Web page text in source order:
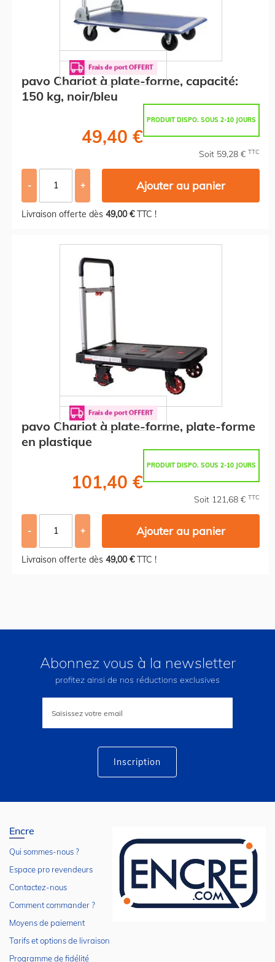
pavo Chariot à plate-forme, capacité:
150 kg, noir/bleu
PRODUIT DISPO. SOUS 2-10 JOURS
49,40 €
Soit 59,28 € TTC
- + Ajouter au panier
Livraison offerte dès 49,00 €TTC !
pavo Chariot à plate-forme, plate-forme
en plastique
PRODUIT DISPO. SOUS 2-10 JOURS
101,40 €
Soit 121,68 € TTC
- + Ajouter au panier
Livraison offerte dès 49,00 €TTC !
Abonnez vous à la newsletter
profitez ainsi de nos réductions exclusives
lettre
Inscription
Encre
Qui sommes-nous ?
Espace pro revendeurs
Contactez-nous
Comment commander ?
Moyens de paiement
Tarifs et options de livraison
Programme de fidélité